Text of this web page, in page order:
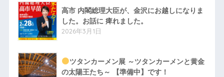
高市 内閣総理大臣が、金沢にお越しになりま
した。お話に 痺れました。
2026年3月1日
ツタンカーメン展 ～ツタンカーメンと黄金
の太陽王たち～ 【準備中】です！